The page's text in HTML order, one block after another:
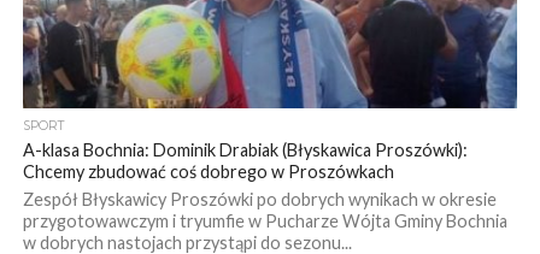
SPORT
A-klasa Bochnia: Dominik Drabiak (Błyskawica Proszówki):
Chcemy zbudować coś dobrego w Proszówkach
Zespół Błyskawicy Proszówki po dobrych wynikach w okresie
przygotowawczym i tryumfie w Pucharze Wójta Gminy Bochnia
w dobrych nastojach przystąpi do sezonu...